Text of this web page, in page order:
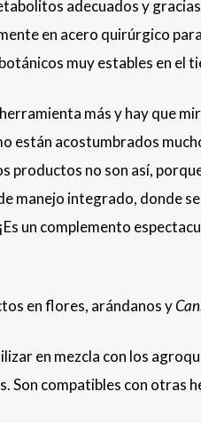
adecuados y
en acero quirúrgico
muy estables en el
más y hay que
están acostumbrados
productos no son así,
manejo integrado, donde
un complemento
en flores, arándanos y
en mezcla con los
Son compatibles con otras